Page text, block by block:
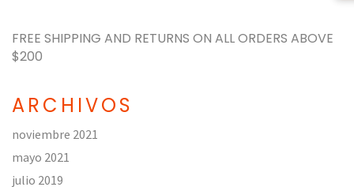
FREE SHIPPING AND RETURNS ON ALL ORDERS ABOVE
$200
ARCHIVOS
noviembre 2021
mayo 2021
julio 2019